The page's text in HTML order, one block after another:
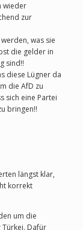
wieder
zur
was sie
die gelder in
sind!!
diese Lügner da
die AfD zu
sich eine Partei
bringen!!
längst klar,
korrekt
um die
Türkei. Dafür